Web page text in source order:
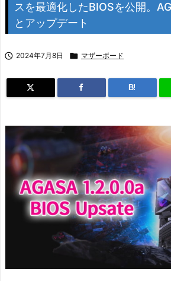
スを最適化したBIOSを公開。
とアップデート
 2024年7月8日  マザーボード
B!